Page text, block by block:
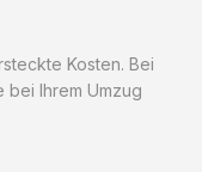
Kosten. Bei
bei Ihrem Umzug